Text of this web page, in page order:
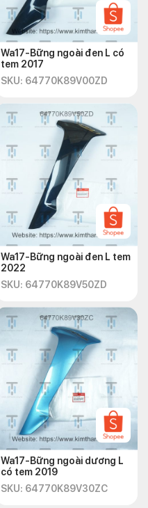
Wa17-Bững ngoài đen L có
tem 2017
SKU: 64770K89V00ZD
Wa17-Bững ngoài đen L tem
2022
SKU: 64770K89V50ZD
Wa17-Bững ngoài dương L
có tem 2019
SKU: 64770K89V30ZC